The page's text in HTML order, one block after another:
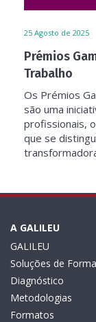
25 Agosto de 2025
Prémios
Trabalho
Os Prémios
são uma
profissionais,
que se
A GALILEU
GALILEU
Soluções de
Diagnóstico
Metodologias
Formatos